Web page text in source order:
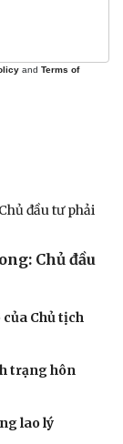
and Terms of
Chủ đầu
của Chủ tịch
trạng hôn
lao lý